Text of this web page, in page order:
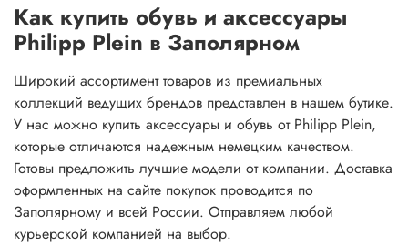
Как купить обувь и аксессуары
Philipp Plein в Заполярном
Широкий ассортимент товаров из премиальных
коллекций ведущих брендов представлен в нашем бутике.
У нас можно купить аксессуары и обувь от Philipp Plein,
которые отличаются надежным немецким качеством.
Готовы предложить лучшие модели от компании. Доставка
оформленных на сайте покупок проводится по
Заполярному и всей России. Отправляем любой
курьерской компанией на выбор.